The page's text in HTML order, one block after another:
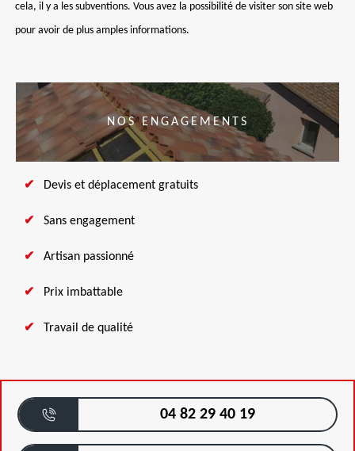
cela, il y a les subventions. Vous avez la possibilité de visiter son site web
pour avoir de plus amples informations.
NOS ENGAGEMENTS
Devis et déplacement gratuits
Sans engagement
Artisan passionné
Prix imbattable
Travail de qualité
04 82 29 40 19